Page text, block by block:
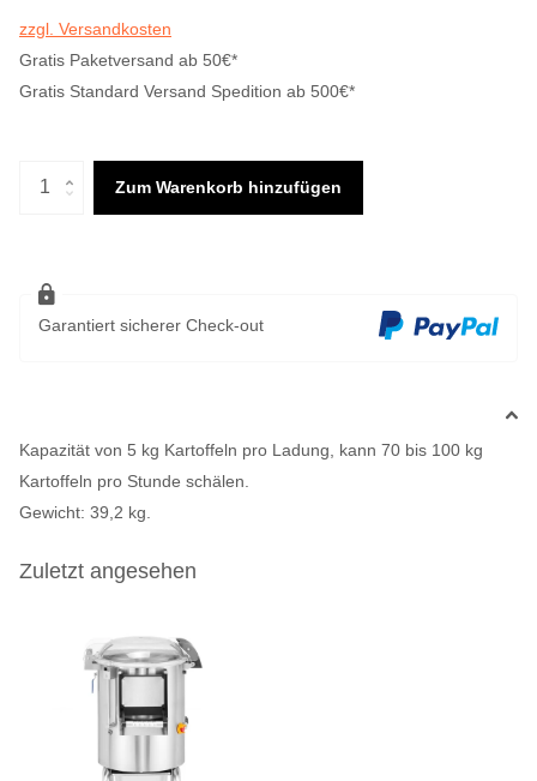
zzgl. Versandkosten
Gratis Paketversand ab 50€*
Gratis Standard Versand Spedition ab 500€*
Zum Warenkorb hinzufügen
Garantiert sicherer Check-out
Kapazität von 5 kg Kartoffeln pro Ladung, kann 70 bis 100 kg
Kartoffeln pro Stunde schälen.
Gewicht: 39,2 kg.
Zuletzt angesehen